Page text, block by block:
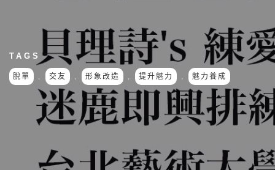
TAGS
脫單 , 交友 , 形象改造 , 提升魅力 , 魅力養成